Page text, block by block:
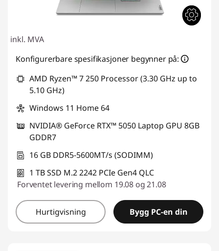
inkl. MVA
Konfigurerbare spesifikasjoner begynner på:
AMD Ryzen™ 7 250 Processor (3.30 GHz up to
5.10 GHz)
Windows 11 Home 64
NVIDIA® GeForce RTX™ 5050 Laptop GPU 8GB
GDDR7
16 GB DDR5-5600MT/s (SODIMM)
1 TB SSD M.2 2242 PCIe Gen4 QLC
Forventet levering mellom 19.08 og 21.08
Hurtigvisning Bygg PC-en din